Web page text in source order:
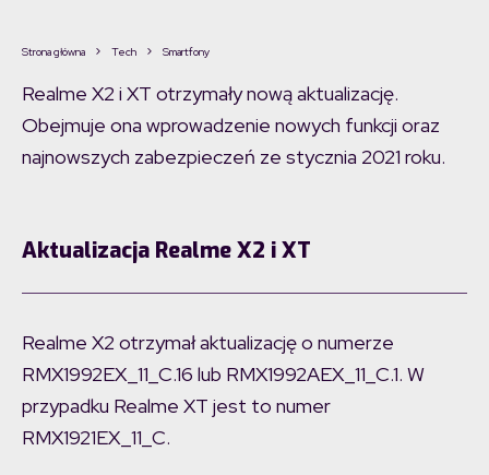
Strona główna Tech Smartfony
Realme X2 i XT otrzymały nową aktualizację.
Obejmuje ona wprowadzenie nowych funkcji oraz
najnowszych zabezpieczeń ze stycznia 2021 roku.
Aktualizacja Realme X2 i XT
Realme X2 otrzymał aktualizację o numerze
RMX1992EX_11_C.16 lub RMX1992AEX_11_C.1. W
przypadku Realme XT jest to numer
RMX1921EX_11_C.